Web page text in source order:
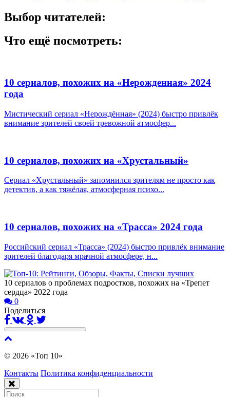
Выбор читателей:
Что ещё посмотреть:
10 сериалов, похожих на «Нерожденная» 2024
года
Мистический сериал «Нерождённая» (2024) быстро привлёк
внимание зрителей своей тревожной атмосфер...
10 сериалов, похожих на «Хрустальный»
Сериал «Хрустальный» запомнился зрителям не просто как
детектив, а как тяжёлая, атмосферная психо...
10 сериалов, похожих на «Трасса» 2024 года
Российский сериал «Трасса» (2024) быстро привлёк внимание
зрителей благодаря мрачной атмосфере, н...
10 сериалов о проблемах подростков, похожих на «Трепет
сердца» 2022 года
0
Поделиться
© 2026 «Топ 10»
Контакты Политика конфиденциальности